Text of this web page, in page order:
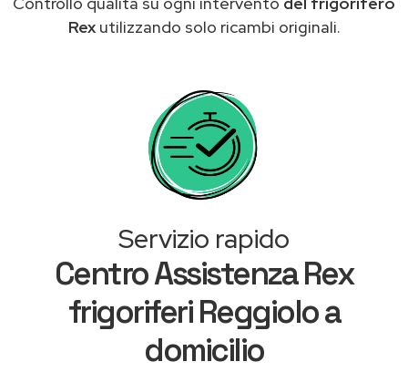
Rexutilizzando solo ricambi originali.
Servizio rapido
Centro Assistenza Rex
frigoriferi Reggiolo a
domicilio